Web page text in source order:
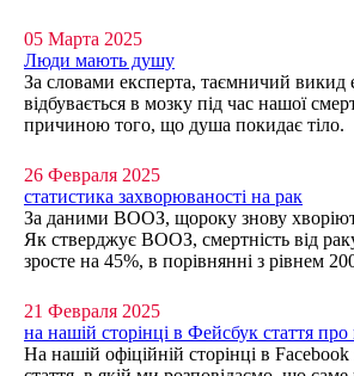
05 Марта 2025
Люди мають душу
За словами експерта, таємничий викид
відбувається в мозку під час нашої
причиною того, що душа покидає тіло.
26 Февраля 2025
статистика захворюваності на рак
За даними ВООЗ, щороку знову
Як стверджує ВООЗ, смертність від
зросте на 45%, в порівнянні з рівнем
21 Февраля 2025
на нашій сторінці в Фейсбук стаття про
На нашій офіційній сторінці в Facebook